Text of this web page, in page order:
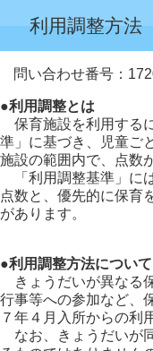
利用調整方法
問い合わせ番号：
●利用調整とは
保育施設を利用する
準」に基づき、児童ご
施設の範囲内で、点数
「利用調整基準」に
点数と、優先的に保育
があります。
●利用調整方法について
きょうだいが異なる
行事等への参加など、
７年４月入所からの利
なお、きょうだいが